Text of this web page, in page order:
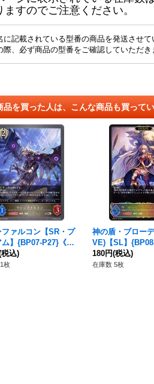
ますのでご注意ください。
記載されている型番の商品を発送させ
際、必ず商品の型番をご確認していただき
品を買った人は、こんな商品も買って
ファルコン【SR・プ
ム】{BP07-P27}《ビ
プ》
税込)
枚
神の盾・ブロー
VE)【SL】
ショップ》
180円(税込)
在庫数 5枚